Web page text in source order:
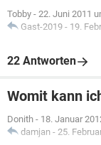
Tobby - 22. Juni 2011
Gast-2019 - 19.
22 Antworten
Womit kann
Donith - 18. Januar
damjan - 25.